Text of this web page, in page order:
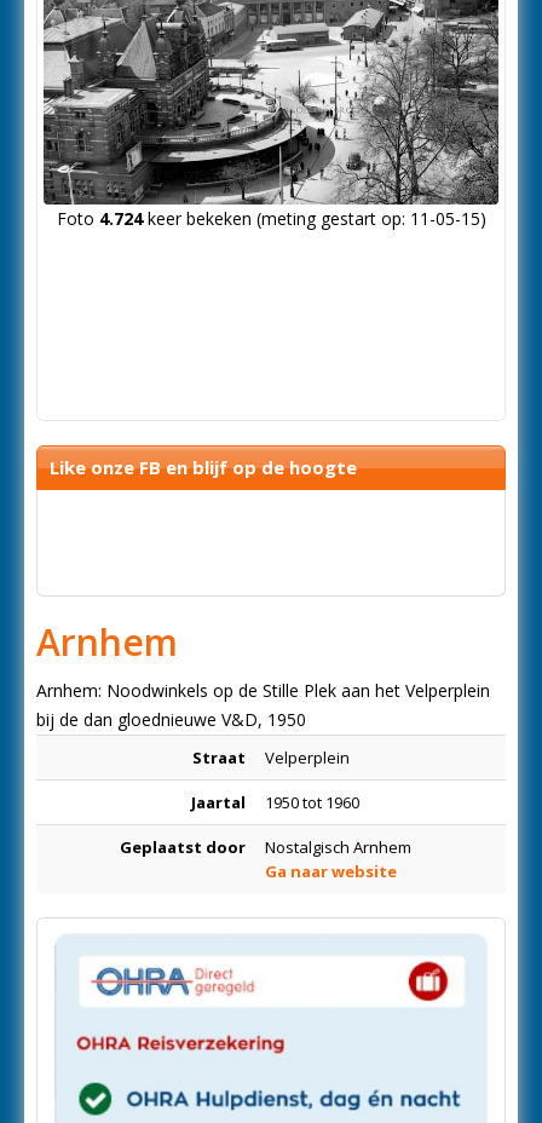
Foto 4.724keer bekeken (meting gestart op: 11-05-15)
Like onze FB en blijf op de hoogte
Arnhem
Arnhem: Noodwinkels op de Stille Plek aan het Velperplein
bij de dan gloednieuwe V&D, 1950
Straat Velperplein
Jaartal 1950 tot 1960
Geplaatst door
Nostalgisch Arnhem
Ga naar website